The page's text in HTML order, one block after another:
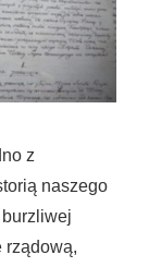
z
naszego
rządową,